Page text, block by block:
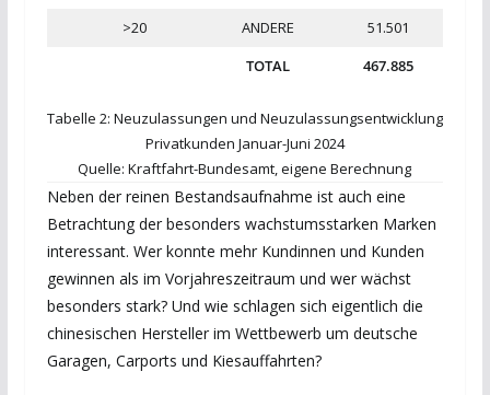
>20
ANDERE
51.501
TOTAL
467.885
Tabelle 2: Neuzulassungen und Neuzulassungsentwicklung
Privatkunden Januar-Juni 2024
Quelle: Kraftfahrt-Bundesamt, eigene Berechnung
Neben der reinen Bestandsaufnahme ist auch eine
Betrachtung der besonders wachstumsstarken Marken
interessant. Wer konnte mehr Kundinnen und Kunden
gewinnen als im Vorjahreszeitraum und wer wächst
besonders stark? Und wie schlagen sich eigentlich die
chinesischen Hersteller im Wettbewerb um deutsche
Garagen, Carports und Kiesauffahrten?